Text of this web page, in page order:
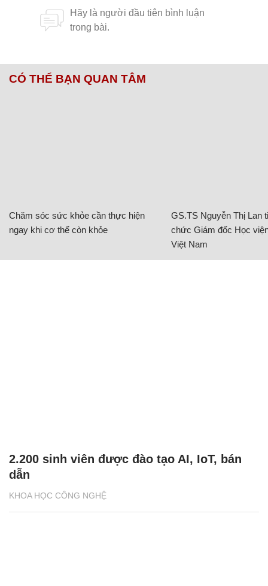
CÓ THỂ BẠN QUAN TÂM
Chăm sóc sức khỏe cần thực hiện
ngay khi cơ thể còn khỏe
GS.TS Nguyễn Thị Lan
chức Giám đốc Học
Việt Nam
KHOA HỌC CÔNG NGHỆ
2.200 sinh viên được đào tạo AI, IoT, bán
dẫn